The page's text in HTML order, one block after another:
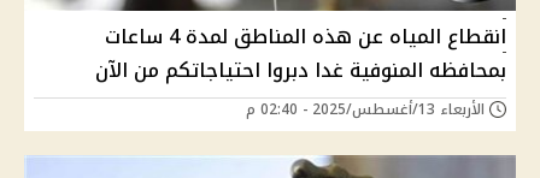
انقطاع المياه عن هذه المناطق لمدة 4 ساعات
بمحافظه المنوفية غدا دبروا احتياجاتكم من الآن
الأربعاء 13/أغسطس/2025 - 02:40 م